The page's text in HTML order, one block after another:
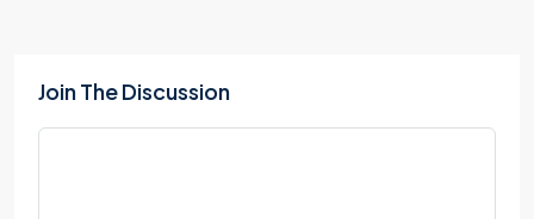
Join The Discussion